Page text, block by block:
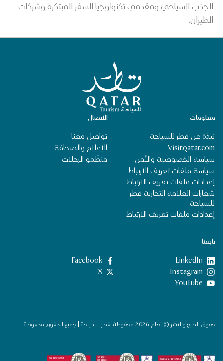
الجذب السياحي ومقدمي تكنولوجيا السفر المبتكرة وشركات
الطيران.
الصفحة الرئيسية لقطر للسياحة
تابعنا
LinkedIn
‎Facebook‏
‎Instagram‏
X
YouTube
الاتصال
تواصل معنا
الإعلام والصحافة
منظِّمو الرحلات
معلومات
نبذة عن قطر للسياحة
Visitqatar.com
سياسة الخصوصية والأمن
سياسة ملفات تعريف الارتباط
إعدادات ملفات تعريف الارتباط
شعارات العلامة التجارية قطر
للسياحة
إعدادات ملفات تعريف الارتباط
حقوق الطبع والنشر © لعام 2026 محفوظة لقطر للسياحة | جميع الحقوق محفوظة